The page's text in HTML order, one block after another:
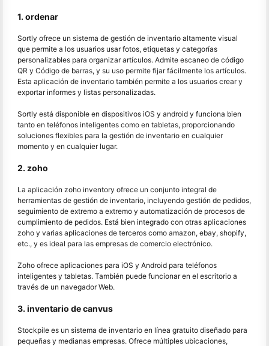
1. ordenar
Sortly ofrece un sistema de gestión de inventario altamente visual
que permite a los usuarios usar fotos, etiquetas y categorías
personalizables para organizar artículos. Admite escaneo de código
QR y Código de barras, y su uso permite fijar fácilmente los artículos.
Esta aplicación de inventario también permite a los usuarios crear y
exportar informes y listas personalizadas.
Sortly está disponible en dispositivos iOS y android y funciona bien
tanto en teléfonos inteligentes como en tabletas, proporcionando
soluciones flexibles para la gestión de inventario en cualquier
momento y en cualquier lugar.
2. zoho
La aplicación zoho inventory ofrece un conjunto integral de
herramientas de gestión de inventario, incluyendo gestión de pedidos,
seguimiento de extremo a extremo y automatización de procesos de
cumplimiento de pedidos. Está bien integrado con otras aplicaciones
zoho y varias aplicaciones de terceros como amazon, ebay, shopify,
etc., y es ideal para las empresas de comercio electrónico.
Zoho ofrece aplicaciones para iOS y Android para teléfonos
inteligentes y tabletas. También puede funcionar en el escritorio a
través de un navegador Web.
3. inventario de canvus
Stockpile es un sistema de inventario en línea gratuito diseñado para
pequeñas y medianas empresas. Ofrece múltiples ubicaciones,